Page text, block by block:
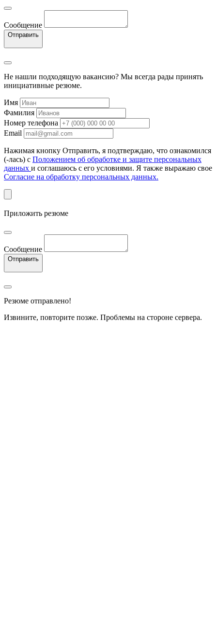
Сообщение
Отправить
Не нашли подходящую вакансию? Мы всегда рады принять
инициативные резюме.
Имя
Фамилия
Номер телефона
Email
Нажимая кнопку Отправить, я подтверждаю, что ознакомился
(-лась) с Положением об обработке и защите персональных
данных и соглашаюсь с его условиями. Я также выражаю свое
Согласие на обработку персональных данных.
Приложить резюме
Сообщение
Отправить
Резюме отправлено!
Извините, повторите позже. Проблемы на стороне сервера.